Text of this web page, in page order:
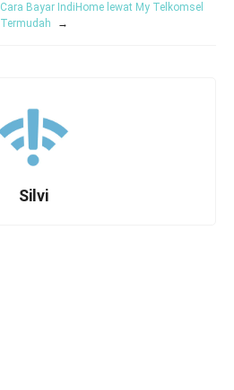
Cara Bayar IndiHome lewat My Telkomsel
Termudah
→
Silvi